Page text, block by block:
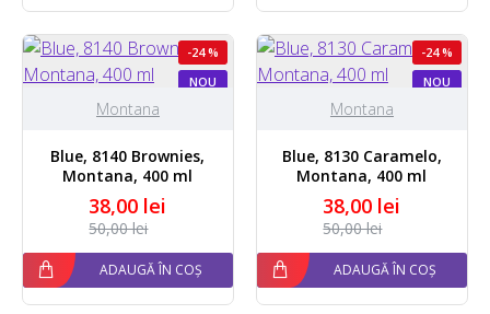
NOU
-24 %
Montana
Blue, 8140 Brownies,
Montana, 400 ml
38,00 lei
50,00 lei
ADAUGĂ ÎN COȘ
NOU
-24 %
Montana
Blue, 8130 Caramelo,
Montana, 400 ml
38,00 lei
50,00 lei
ADAUGĂ ÎN COȘ